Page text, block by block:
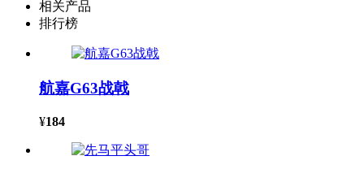
相关产品
排行榜
航嘉G63战戟
¥184